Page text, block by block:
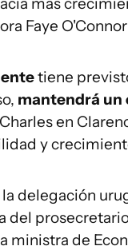
Faye
tiene
mantendrá un
en
y
delegación
del
ministra de